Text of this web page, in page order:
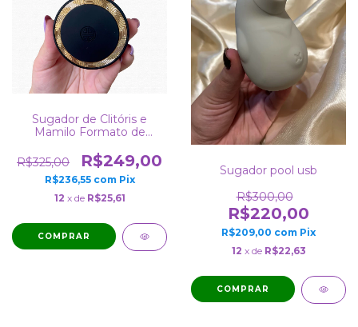
Sugador de Clitóris e
Mamilo Formato de
Recarregável lá
R$325,00 R$249,00
R$236,55 com Pix
12 x de R$25,61
Sugador pool usb
R$300,00
R$220,00
R$209,00 com Pix
12 x de R$22,63
COMPRAR